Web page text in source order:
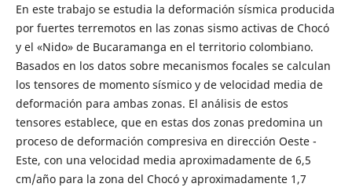
En este trabajo se estudia la deformación sísmica producida
por fuertes terremotos en las zonas sismo activas de Chocó
y el «Nido» de Bucaramanga en el territorio colombiano.
Basados en los datos sobre mecanismos focales se calculan
los tensores de momento sísmico y de velocidad media de
deformación para ambas zonas. El análisis de estos
tensores establece, que en estas dos zonas predomina un
proceso de deformación compresiva en dirección Oeste -
Este, con una velocidad media aproximadamente de 6,5
cm/año para la zona del Chocó y aproximadamente 1,7